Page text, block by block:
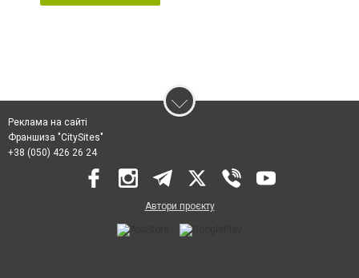
Реклама на сайті
Франшиза "CitySites"
+38 (050) 426 26 24
Автори проєкту